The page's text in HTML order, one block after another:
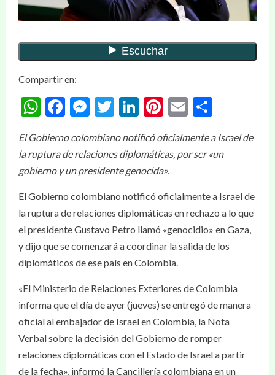
Compartir en:
WhatsApp
Facebook
Messenger
Twitter
LinkedIn
Pinterest
Email
El Gobierno colombiano notificó oficialmente a Israel de
la ruptura de relaciones diplomáticas, por ser «un
gobierno y un presidente genocida».
El Gobierno colombiano notificó oficialmente a Israel de
la ruptura de relaciones diplomáticas en rechazo a lo que
el presidente Gustavo Petro llamó «genocidio» en Gaza,
y dijo que se comenzará a coordinar la salida de los
diplomáticos de ese país en Colombia.
«El Ministerio de Relaciones Exteriores de Colombia
informa que el día de ayer (jueves) se entregó de manera
oficial al embajador de Israel en Colombia, la Nota
Verbal sobre la decisión del Gobierno de romper
relaciones diplomáticas con el Estado de Israel a partir
de la fecha», informó la Cancillería colombiana en un